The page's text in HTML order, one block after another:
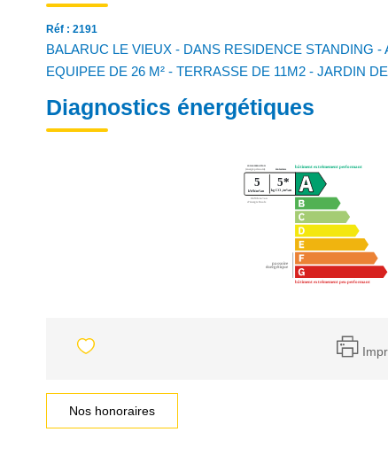
Réf : 2191
BALARUC LE VIEUX - DANS RESIDENCE STANDING
EQUIPEE DE 26 M² - TERRASSE DE 11M2 - JARDIN
Diagnostics énergétiques
Nos honoraires